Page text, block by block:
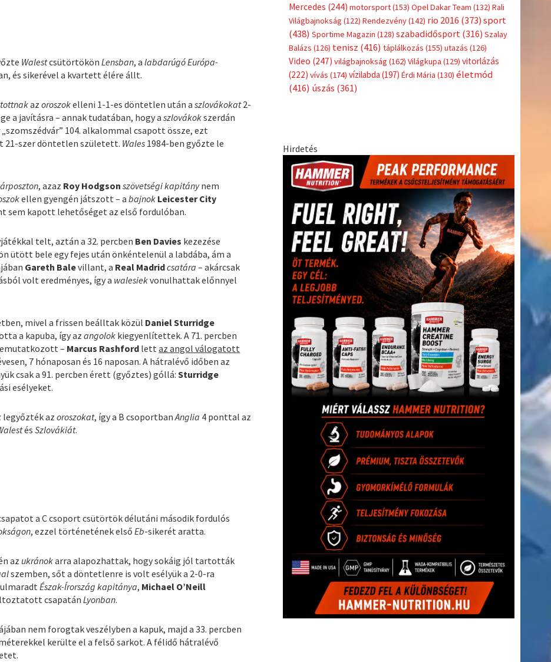
WalestcsütörtökönLensban, a labdarúgó Európa-
és sikerével a kvartett élére állt.
azoroszokelleni 1-1-es döntetlen után aszlovákokat2-
a javításra – annak tudatában, hogy aszlovákokszerdán
„szomszédvár” 104. alkalommal csapott össze, ezt
21-szer döntetlen született. Wales 1984-ben győzte le
, azaz Roy Hodgson szövetségi kapitánynem
ellen gyengén játszott – abajnok Leicester City
sem kapott lehetőséget az első fordulóban.
telt, aztán a 32. percben Ben Davies kezezése
ütött bele egy fejes után önkéntelenül a labdába, ám a
Gareth Balevillant, a Real Madridcsatára – akárcsak
volt eredményes, így a walesiekvonulhattak előnnyel
mivel a frissen beálltak közül Daniel Sturridge
a kapuba, így azangolok kiegyenlítettek. A 71. percben
– Marcus Rashford lettaz angol válogatott
7 hónaposan és 16 naposan. A hátralévő időben az
csak a 91. percben érett (győztes) góllá:Sturridge
esélyeket.
legyőzték azoroszokat, így a B csoportbanAnglia 4 ponttal az
ésSzlovákiát.
a C csoport csütörtök délutáni második fordulós
, ezzel történetének elsőEb-sikerét aratta.
az ukránokarra alapozhattak, hogy sokáig jól tartották
szemben, sőt a döntetlenre is volt esélyük a 2-0-ra
Észak-Írország kapitánya, Michael O’Neill
csapatánLyonban.
nem forogtak veszélyben a kapuk, majd a 33. percben
kerülte el a felső sarkot. A félidő hátralévő
Mercedes (244) motorsport(153) Opel Dakar Team (132) Rali
Világbajnokság (122) Rendezvény(142) rio 2016 (373) sport
(438) Sportime Magazin (128) szabadidősport (316) Szalay
Balázs (126) tenisz (416) táplálkozás (155) utazás (126)
Video (247) világbajnokság (162) Világkupa (129) vitorlázás
(222) vívás (174) vízilabda (197) Érdi Mária (130) életmód
(416) úszás (361)
Hirdetés